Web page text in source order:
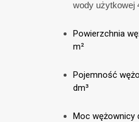
wody użytkowej
Powierzchnia
m²
Pojemność
dm³
Moc wężownicy